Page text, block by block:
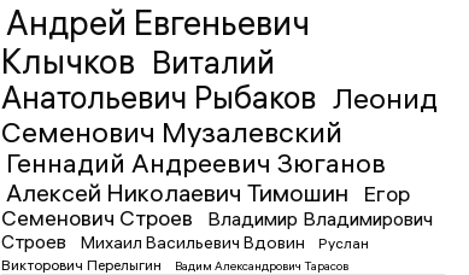
Андрей Евгеньевич
Клычков Виталий
Анатольевич Рыбаков Леонид
Семенович Музалевский
Геннадий Андреевич Зюганов
Алексей Николаевич Тимошин
Егор
Семенович Строев
Владимир Владимирович
Строев
Михаил Васильевич Вдовин
Руслан
Викторович Перелыгин
Вадим Александрович Тарасов